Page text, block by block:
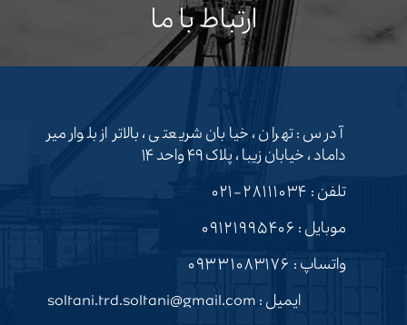
ارتباط با ما
آدرس : تهران ، خیابان شریعتی ، بالاتر از بلوار میر
داماد ، خیابان زیبا ، پلاک ۴۹ واحد ۱۴
تلفن : ۲۸۱۱۱۰۳۴-۰۲۱
موبایل : ۰۹۱۲۱۹۹۵۴۰۶
واتساپ : ۰۹۳۳۱۰۸۳۱۷۶
ایمیل : soltani.trd.soltani@gmail.com